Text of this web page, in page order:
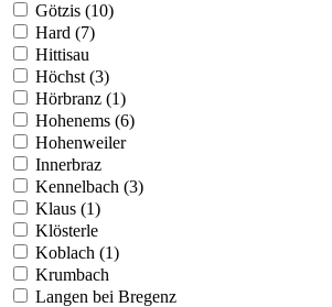
Götzis (10)
Hard (7)
Hittisau
Höchst (3)
Hörbranz (1)
Hohenems (6)
Hohenweiler
Innerbraz
Kennelbach (3)
Klaus (1)
Klösterle
Koblach (1)
Krumbach
Langen bei Bregenz